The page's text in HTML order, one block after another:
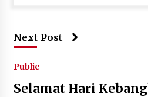
Next Post
Public
Selamat Hari